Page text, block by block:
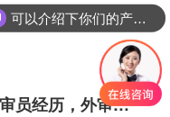
员经历，外审员
可以介绍下你们的产品么？